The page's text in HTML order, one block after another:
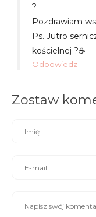
?
Pozdrawiam
Ps. Jutro
kościelnej ?☕️
Odpowiedz
Zostaw